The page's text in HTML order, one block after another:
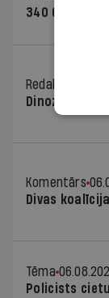
340 000
Redaktores sleja
Dinozaura
Komentārs
Divas
Tēma
Policists